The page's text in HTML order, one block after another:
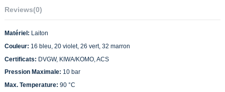
Reviews(0)
Matériel: Laiton
Couleur: 16 bleu, 20 violet, 26 vert, 32 marron
Certificats: DVGW, KIWA/KOMO, ACS
Pression Maximale: 10 bar
Max. Temperature: 90 °C